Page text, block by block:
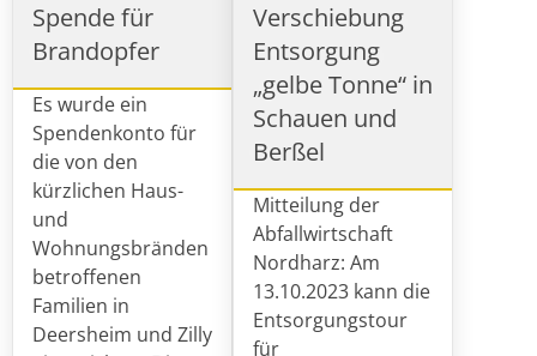
Spende für
Brandopfer
Es wurde ein
Spendenkonto für
die von den
kürzlichen Haus-
und
Wohnungsbränden
betroffenen
Familien in
Deersheim und Zilly
Verschiebung
Entsorgung
„gelbe Tonne“ in
Schauen und
Berßel
Mitteilung der
Abfallwirtschaft
Nordharz: Am
13.10.2023 kann die
Entsorgungstour
für